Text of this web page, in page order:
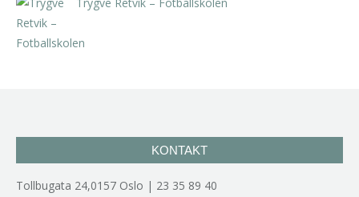
KONTAKT
Tollbugata 24,0157 Oslo | 23 35 89 40